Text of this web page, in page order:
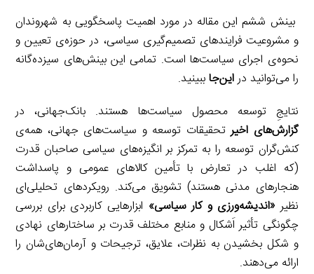
بینش ششم این مقاله در مورد اهمیت پاسخگویی به شهروندان
و مشروعیت فرایندهای تصمیم‌گیری سیاسی، در حوزه‌ی تعیین و
نحوه‌ی اجرای سیاست‌ها است. تمامی این بینش‌های سیزده‌گانه
را می‌توانید دراین‌جاببینید.
نتایجِ توسعه محصول سیاست‌ها هستند. بانک‌جهانی، در
گزارش‌های اخیرتحقیقات توسعه و سیاست‌های جهانی، همه‌ی
کنش‌گران توسعه را به تمرکز بر انگیزه‌های سیاسی صاحبان قدرت
(که اغلب در تعارض با تأمین کالاهای عمومی و پاسداشت
هنجارهای مدنی هستند) تشویق می‌کند. رویکردهای تحلیلی‌ای
نظیر «اندیشه‌ورزی و کار سیاسی» ابزارهایی کاربردی برای بررسی
چگونگی تأثیر اَشکال و منابع مختلف قدرت بر ساختارهای نهادی
و شکل بخشیدن به نظرات، علایق، ترجیحات و آرمان‌های‌شان را
ارائه می‌دهند.